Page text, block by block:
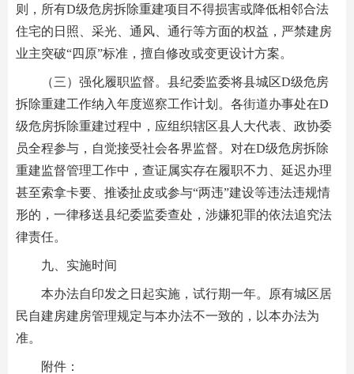
则，所有D级危房拆除重建项目不得损害或降低相邻合法
住宅的日照、采光、通风、通行等方面的权益，严禁建房
业主突破“四原”标准，擅自修改或变更设计方案。
（三）强化履职监督。县纪委监委将县城区D级危房
拆除重建工作纳入年度巡察工作计划。各街道办事处在D
级危房拆除重建过程中，应组织辖区县人大代表、政协委
员全程参与，自觉接受社会各界监督。对在D级危房拆除
重建监督管理工作中，查证属实存在履职不力、延迟办理
甚至索拿卡要、推诿扯皮或参与“两违”建设等违法违规情
形的，一律移送县纪委监委查处，涉嫌犯罪的依法追究法
律责任。
九、实施时间
本办法自印发之日起实施，试行期一年。原有城区居
民自建房建房管理规定与本办法不一致的，以本办法为
准。
附件：